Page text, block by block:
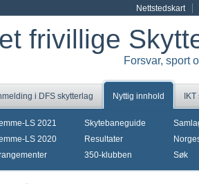
Nettstedskart
frivillige
Forsvar, sport
i DFS skytterlag Nyttig innhold
LS 2021
LS 2020
Skytebaneguide
Resultater
350-klubben
Søk